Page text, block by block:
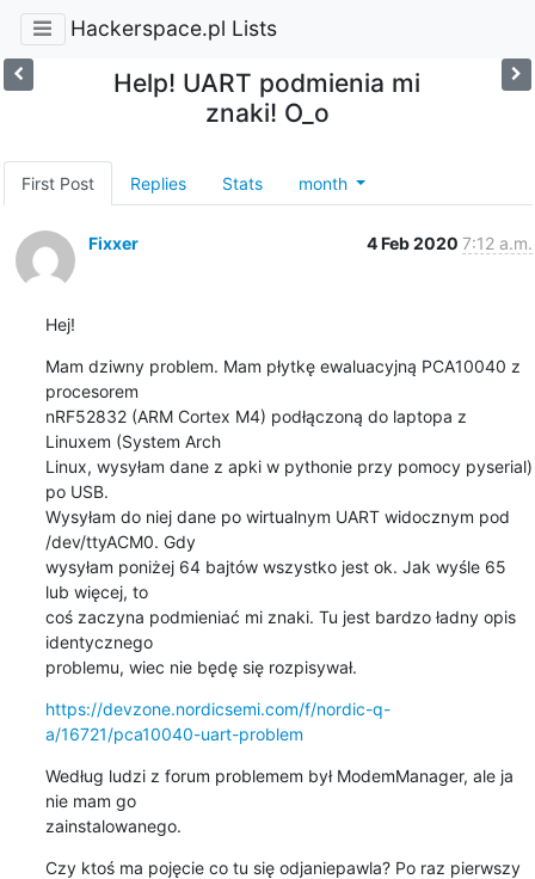
Hackerspace.pl Lists
Help! UART podmienia mi
znaki! O_o
First Post Replies Stats month
Fixxer 4 Feb 2020 7:12 a.m.
Hej!
Mam dziwny problem. Mam płytkę ewaluacyjną PCA10040 z
procesorem
nRF52832 (ARM Cortex M4) podłączoną do laptopa z
Linuxem (System Arch
Linux, wysyłam dane z apki w pythonie przy pomocy pyserial)
po USB.
Wysyłam do niej dane po wirtualnym UART widocznym pod
/dev/ttyACM0. Gdy
wysyłam poniżej 64 bajtów wszystko jest ok. Jak wyśle 65
lub więcej, to
coś zaczyna podmieniać mi znaki. Tu jest bardzo ładny opis
identycznego
problemu, wiec nie będę się rozpisywał.
https://devzone.nordicsemi.com/f/nordic-q-
a/16721/pca10040-uart-problem
Według ludzi z forum problemem był ModemManager, ale ja
nie mam go
zainstalowanego.
Czy ktoś ma pojęcie co tu się odjaniepawla? Po raz pierwszy